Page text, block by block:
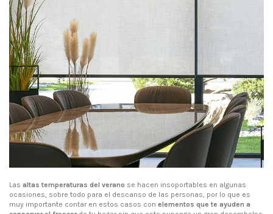
Las altas temperaturas del verano se hacen insoportables en algunas
ocasiones, sobre todo para el descanso de las personas, por lo que es
muy importante contar en estos casos con elementos que te ayuden a